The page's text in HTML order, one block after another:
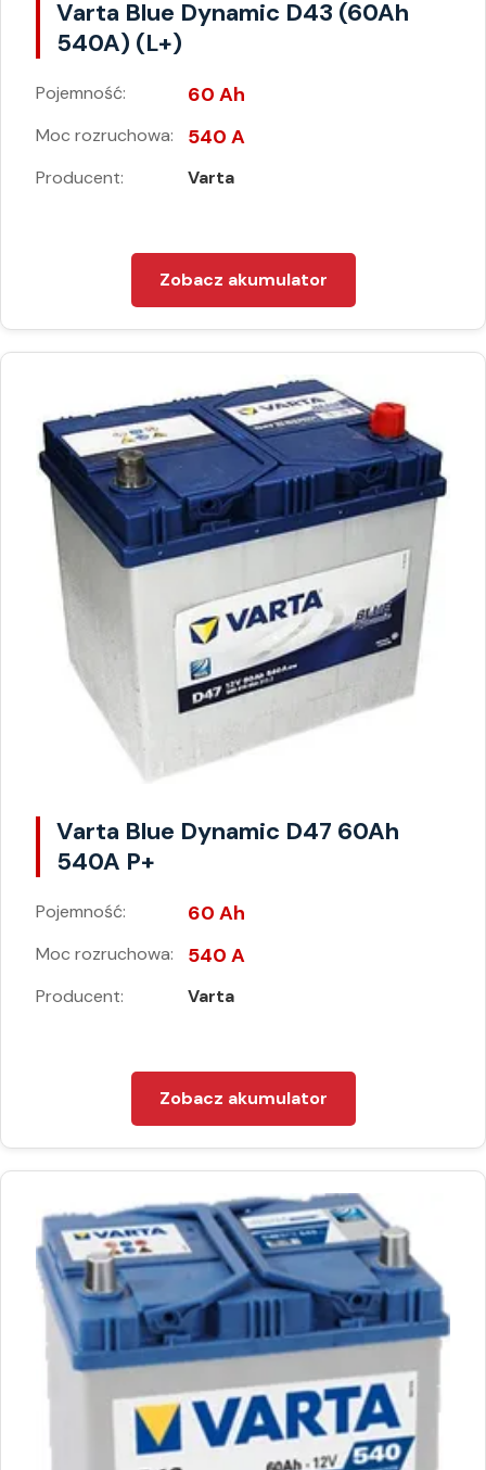
Varta Blue Dynamic D43 (60Ah
540A) (L+)
Pojemność: 60 Ah
Moc rozruchowa: 540 A
Producent: Varta
Zobacz akumulator
Varta Blue Dynamic D47 60Ah
540A P+
Pojemność: 60 Ah
Moc rozruchowa: 540 A
Producent: Varta
Zobacz akumulator